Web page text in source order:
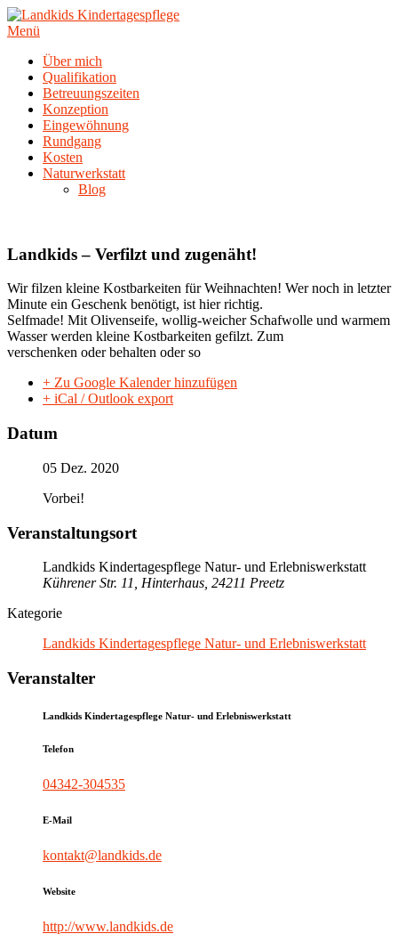
Zum
Inhalt
Menü
Über mich
Qualifikation
Betreuungszeiten
Konzeption
Eingewöhnung
Rundgang
Kosten
Naturwerkstatt
Blog
Landkids – Verfilzt und zugenäht!
Wir filzen kleine Kostbarkeiten für Weihnachten! Wer noch in letzter
Minute ein Geschenk benötigt, ist hier richtig.
Selfmade! Mit Olivenseife, wollig-weicher Schafwolle und warmem
Wasser werden kleine Kostbarkeiten gefilzt. Zum
verschenken oder behalten oder so
+ Zu Google Kalender hinzufügen
+ iCal / Outlook export
Datum
05 Dez. 2020
Vorbei!
Veranstaltungsort
Landkids Kindertagespflege Natur- und Erlebniswerkstatt
Kührener Str. 11, Hinterhaus, 24211 Preetz
Kategorie
Landkids Kindertagespflege Natur- und Erlebniswerkstatt
Veranstalter
Landkids Kindertagespflege Natur- und Erlebniswerkstatt
Telefon
04342-304535
E-Mail
kontakt@landkids.de
Website
http://www.landkids.de